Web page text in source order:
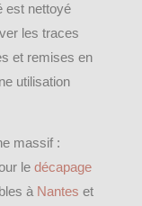
est nettoyé
les traces
et remises en
utilisation
massif :
le décapage
à Nantes et